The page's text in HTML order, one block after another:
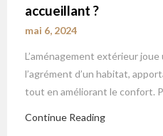
accueillant ?
mai 6, 2024
L’aménagement extérieur
l’agrément d’un habitat,
tout en améliorant le confort.
Continue Reading